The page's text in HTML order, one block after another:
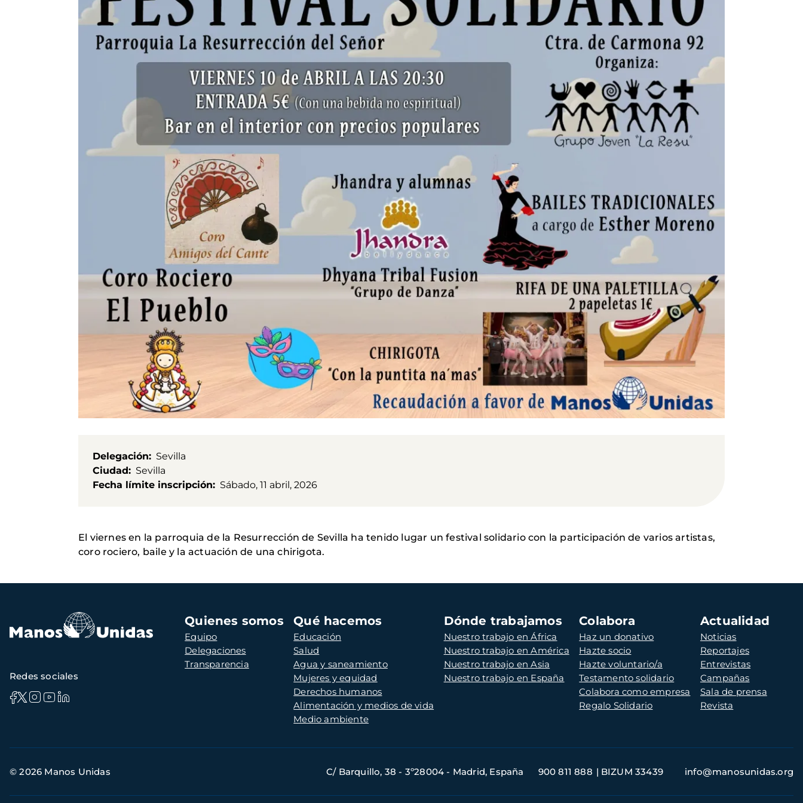
Delegación
Sevilla
Ciudad
Sevilla
Fecha límite inscripción
Sábado, 11 abril, 2026
El viernes en la parroquia de la Resurrección de Sevilla ha tenido lugar un festival solidario con la participación de varios artistas,
coro rociero, baile y la actuación de una chirigota.
Navegación
principal
Quienes somos
Equipo
Delegaciones
Transparencia
Qué hacemos
Educación
Salud
Agua y saneamiento
Mujeres y equidad
Derechos humanos
Alimentación y medios de vida
Medio ambiente
Dónde trabajamos
Nuestro trabajo en África
Nuestro trabajo en América
Nuestro trabajo en Asia
Nuestro trabajo en España
Colabora
Haz un donativo
Hazte socio
Hazte voluntario/a
Testamento solidario
Colabora como empresa
Regalo Solidario
Actualidad
Noticias
Reportajes
Entrevistas
Campañas
Sala de prensa
Revista
Redes sociales
de
© 2026 Manos Unidas C/ Barquillo, 38 - 3º28004 - Madrid, España 900 811 888 BIZUM 33439 info@manosunidas.org